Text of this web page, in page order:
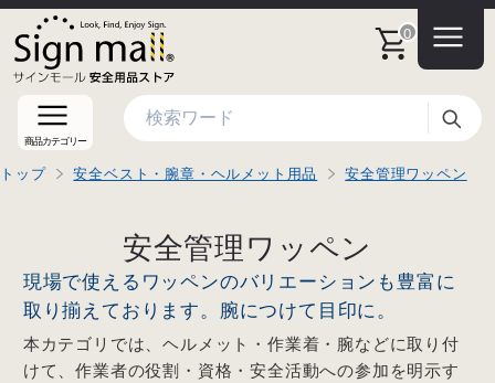
0
商品カテゴリー 検索
トップ 安全ベスト・腕章・ヘルメット用品 安全管理ワッペン
安全管理ワッペン
現場で使えるワッペンのバリエーションも豊富に
取り揃えております。腕につけて目印に。
本カテゴリでは、ヘルメット・作業着・腕などに取り付
けて、作業者の役割・資格・安全活動への参加を明示す